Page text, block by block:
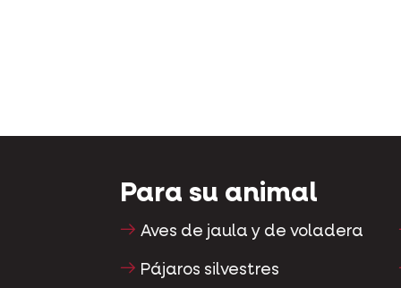
Para su animal
Aves de jaula y de voladera
Pájaros silvestres